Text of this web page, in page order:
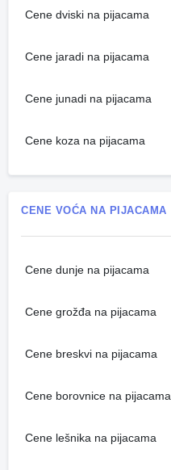
Cene dviski na pijacama
Cene jaradi na pijacama
Cene junadi na pijacama
Cene koza na pijacama
CENE VOĆA NA PIJACAMA
Cene dunje na pijacama
Cene grožđa na pijacama
Cene breskvi na pijacama
Cene borovnice na pijacama
Cene lešnika na pijacama